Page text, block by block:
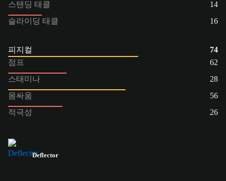
스탠딩 태클
14
슬라이딩 태클
16
피지컬
74
점프
62
스태미나
28
몸싸움
56
적극성
26
Deflector